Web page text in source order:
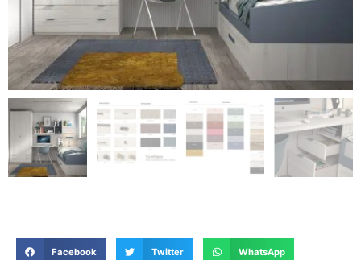
Facebook Twitter WhatsApp